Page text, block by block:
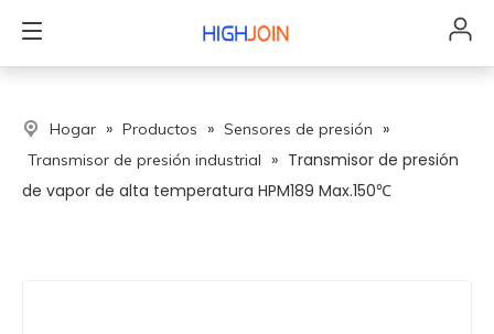
Hogar » Productos » Sensores de presión »
Transmisor de presión industrial » Transmisor de presión
de vapor de alta temperatura HPM189 Max.150℃